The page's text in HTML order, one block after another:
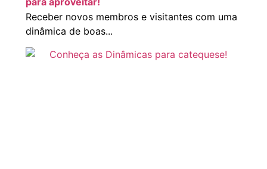
Receber novos membros e visitantes com uma
dinâmica de boas...